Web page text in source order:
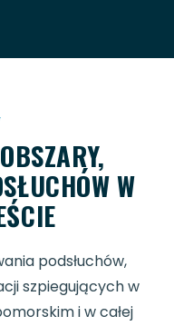
W
podsłuchów,
szpiegujących w
i w całej